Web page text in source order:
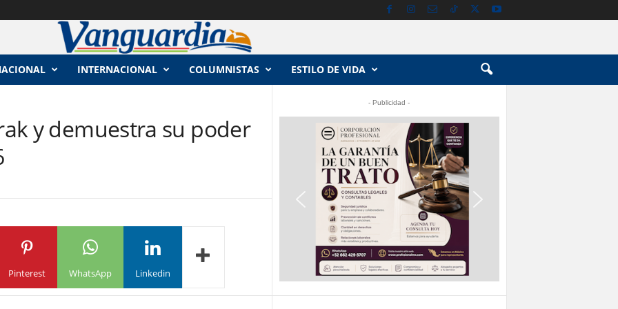
INTERNACIONAL COLUMNISTAS ESTILO DE VIDA
y demuestra su poder
Pinterest WhatsApp Linkedin
- Publicidad -